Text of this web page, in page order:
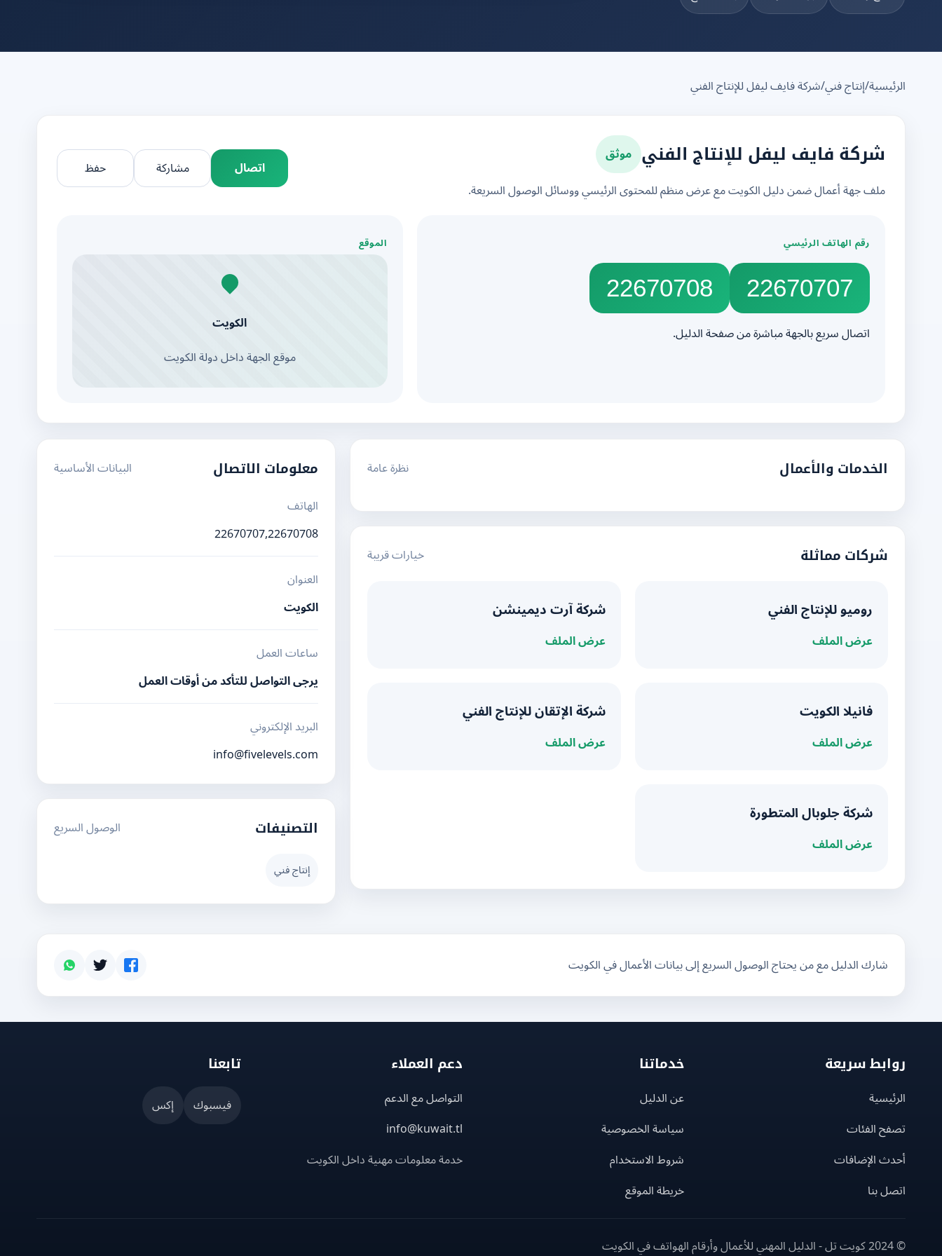
الرئيسية/إنتاج فني/شركة فايف ليفل للإنتاج الفني
شركة فايف ليفل للإنتاج الفني موثق
ملف جهة أعمال ضمن دليل الكويت مع عرض منظم للمحتوى الرئيسي ووسائل الوصول السريعة.
اتصال مشاركة حفظ
رقم الهاتف الرئيسي
22670707
22670708
اتصال سريع بالجهة مباشرة من صفحة الدليل.
الموقع
الكويت
موقع الجهة داخل دولة الكويت
الخدمات والأعمال نظرة عامة
شركات مماثلة خيارات قريبة
روميو للإنتاج الفني
عرض الملف
شركة آرت ديمينشن
عرض الملف
فانيلا الكويت
عرض الملف
شركة الإتقان للإنتاج الفني
عرض الملف
شركة جلوبال المتطورة
عرض الملف
معلومات الاتصال
البيانات الأساسية
الهاتف
22670707,22670708
العنوان
الكويت
ساعات العمل
يرجى التواصل للتأكد من أوقات العمل
البريد الإلكتروني
info@fivelevels.com
التصنيفات الوصول السريع
إنتاج فني
شارك الدليل مع من يحتاج الوصول السريع إلى بيانات الأعمال في الكويت
روابط سريعة
الرئيسية
تصفح الفئات
أحدث الإضافات
اتصل بنا
خدماتنا
عن الدليل
سياسة الخصوصية
شروط الاستخدام
خريطة الموقع
دعم العملاء
التواصل مع الدعم
info@kuwait.tl
خدمة معلومات مهنية داخل الكويت
تابعنا
فيسبوك إكس
© 2024 كويت تل - الدليل المهني للأعمال وأرقام الهواتف في الكويت